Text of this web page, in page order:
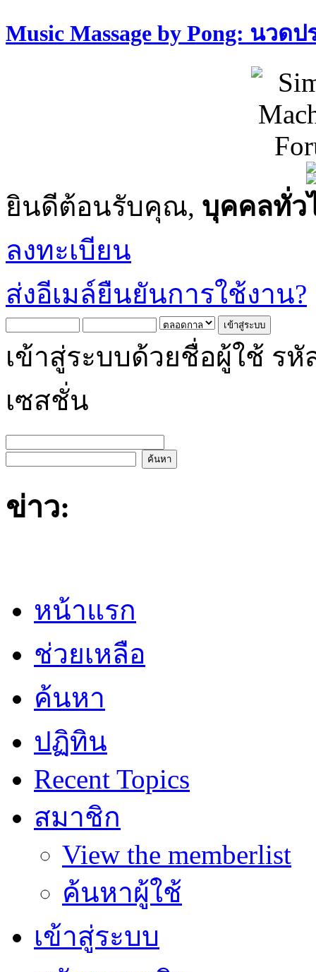
Music Massage by Pong: นวด
ยินดีต้อนรับคุณ, บุคคลทั่ว
ลงทะเบียน
ส่งอีเมล์ยืนยันการใช้งาน?
เข้าสู่ระบบด้วยชื่อผู้ใช้ รหั
เซสชั่น
ข่าว:
หน้าแรก
ช่วยเหลือ
ค้นหา
ปฏิทิน
Recent Topics
สมาชิก
View the memberlist
ค้นหาผู้ใช้
เข้าสู่ระบบ